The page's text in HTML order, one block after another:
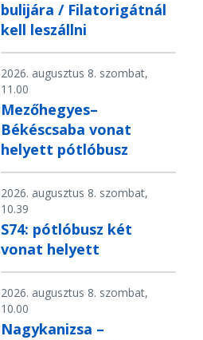
bulijára / Filatorigátnál
kell leszállni
2026. augusztus 8. szombat,
11.00
Mezőhegyes–
Békéscsaba vonat
helyett pótlóbusz
2026. augusztus 8. szombat,
10.39
S74: pótlóbusz két
vonat helyett
2026. augusztus 8. szombat,
10.00
Nagykanizsa –